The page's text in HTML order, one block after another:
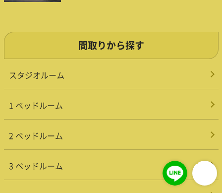
間取りから探す
スタジオルーム
1 ベッドルーム
2 ベッドルーム
3 ベッドルーム